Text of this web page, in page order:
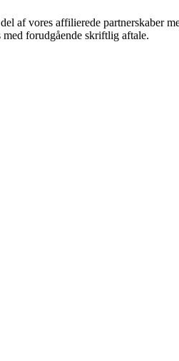
af vores affilierede partnerskaber
forudgående skriftlig aftale.